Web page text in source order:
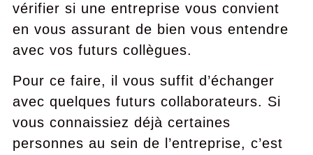
vérifier si une entreprise vous convient
en vous assurant de bien vous entendre
avec vos futurs collègues.
Pour ce faire, il vous suffit d’échanger
avec quelques futurs collaborateurs. Si
vous connaissiez déjà certaines
personnes au sein de l’entreprise, c’est